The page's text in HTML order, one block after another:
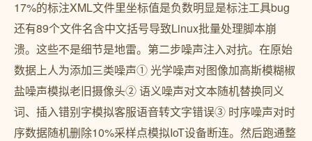
17%的标注XML文件里坐标值是负数明显是标注工具bug
还有89个文件名含中文括号导致Linux批量处理脚本崩
溃。这些不是细节是地雷。第二步噪声注入对抗。在原始
数据上人为添加三类噪声① 光学噪声对图像加高斯模糊椒
盐噪声模拟老旧摄像头② 语义噪声对文本随机替换同义
词、插入错别字模拟客服语音转文字错误③ 时序噪声对时
序数据随机删除10%采样点模拟IoT设备断连。然后跑通整